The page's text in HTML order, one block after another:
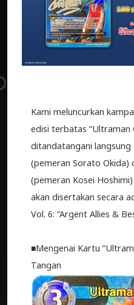
Kami meluncurkan
edisi terbatas “Ultraman
ditandatangani langsung
(pemeran Sorato Okida)
(pemeran Kosei
akan disertakan secara
Vol. 6: “Argent Allies &
■Mengenai Kartu
Tangan